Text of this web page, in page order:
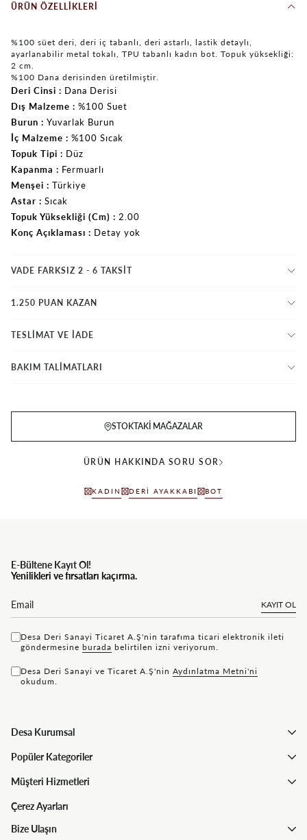
ÜRÜN ÖZELLIKLERI
%100 süet deri, deri iç tabanlı, deri astarlı, lastik detaylı,
ayarlanabilir metal tokalı, TPU tabanlı kadın bot. Topuk yüksekliği:
2 cm.
%100 Dana derisinden üretilmiştir.
Deri Cinsi
Dana Derisi
Dış Malzeme
%100 Suet
Burun
Yuvarlak Burun
İç Malzeme
%100 Sıcak
Topuk Tipi
Düz
Kapanma
Fermuarlı
Menşei
Türkiye
Astar
Sıcak
Topuk Yüksekliği (Cm)
2.00
Konç Açıklaması
Detay yok
VADE FARKSIZ 2 - 6 TAKSIT
1.250 PUAN KAZAN
TESLİMAT VE İADE
BAKIM TALİMATLARI
STOKTAKI MAĞAZALAR
ÜRÜN HAKKINDA SORU SOR
KADIN DERI AYAKKABI BOT
E-Bültene Kayıt Ol!
Yenilikleri ve fırsatları kaçırma.
KAYIT OL
Desa Deri Sanayi Ticaret A.Ş'nin tarafıma ticari elektronik ileti
göndermesine bu rada belirtilen izni veriyorum.
Desa Deri Sanayi ve Ticaret A.Ş'nin Aydınlatma Metni'ni
okudum.
Desa Kurumsal
Popüler Kategoriler
Müşteri Hizmetleri
Çerez Ayarları
Bize Ulaşın